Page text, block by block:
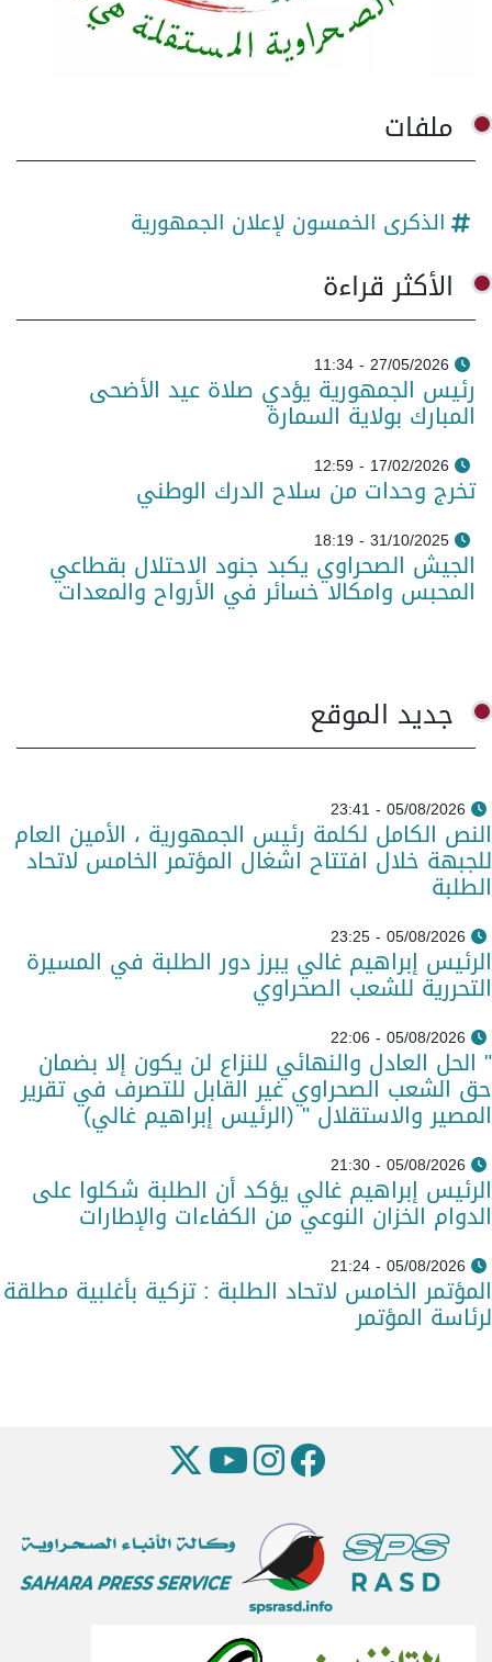
ملفات
الذكرى الخمسون لإعلان الجمهورية
الأكثر قراءة
27/05/2026 - 11:34
رئيس الجمهورية يؤدي صلاة عيد الأضحى
المبارك بولاية السمارة
17/02/2026 - 12:59
تخرج وحدات من سلاح الدرك الوطني
31/10/2025 - 18:19
الجيش الصحراوي يكبد جنود الاحتلال بقطاعي
المحبس وامكالا خسائر في الأرواح والمعدات
جديد الموقع
05/08/2026 - 23:41
النص الكامل لكلمة رئيس الجمهورية ، الأمين العام
للجبهة خلال افتتاح اشغال المؤتمر الخامس لاتحاد
الطلبة
05/08/2026 - 23:25
الرئيس إبراهيم غالي يبرز دور الطلبة في المسيرة
التحررية للشعب الصحراوي
05/08/2026 - 22:06
" الحل العادل والنهائي للنزاع لن يكون إلا بضمان
حق الشعب الصحراوي غير القابل للتصرف في تقرير
المصير والاستقلال " (الرئيس إبراهيم غالي)
05/08/2026 - 21:30
الرئيس إبراهيم غالي يؤكد أن الطلبة شكلوا على
الدوام الخزان النوعي من الكفاءات والإطارات
05/08/2026 - 21:24
المؤتمر الخامس لاتحاد الطلبة : تزكية بأغلبية مطلقة
لرئاسة المؤتمر